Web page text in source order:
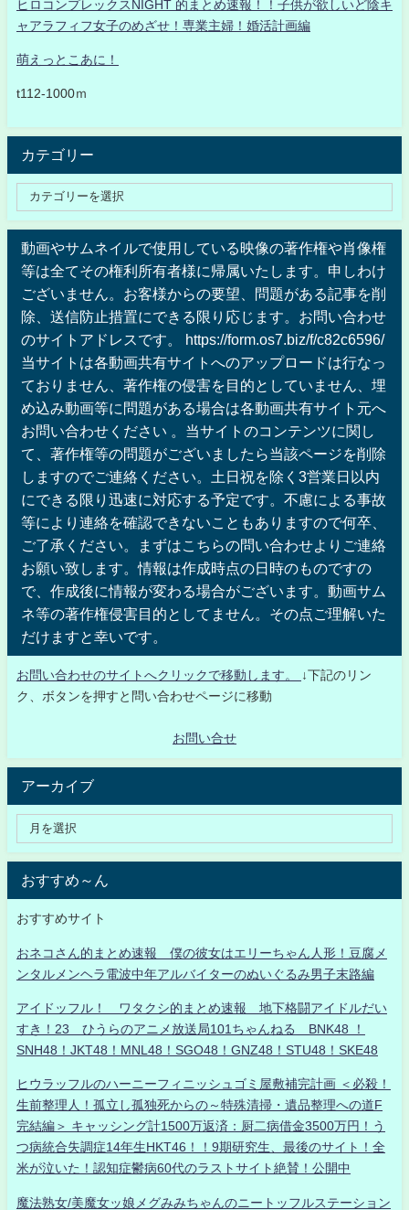
ヒロコンプレックスNIGHT 的まとめ速報！！子供が欲しいど陰キ
ャアラフィフ女子のめざせ！専業主婦！婚活計画編
萌えっとこあに！
t112-1000ｍ
カテゴリー
動画やサムネイルで使用している映像の著作権や肖像権
等は全てその権利所有者様に帰属いたします。申しわけ
ございません。お客様からの要望、問題がある記事を削
除、送信防止措置にできる限り応じます。お問い合わせ
のサイトアドレスです。 https://form.os7.biz/f/c82c6596/
当サイトは各動画共有サイトへのアップロードは行なっ
ておりません、著作権の侵害を目的としていません、埋
め込み動画等に問題がある場合は各動画共有サイト元へ
お問い合わせください 。当サイトのコンテンツに関し
て、著作権等の問題がございましたら当該ページを削除
しますのでご連絡ください。土日祝を除く3営業日以内
にできる限り迅速に対応する予定です。不慮による事故
等により連絡を確認できないこともありますので何卒、
ご了承ください。まずはこちらの問い合わせよりご連絡
お願い致します。情報は作成時点の日時のものですの
で、作成後に情報が変わる場合がございます。動画サム
ネ等の著作権侵害目的としてません。その点ご理解いた
だけますと幸いです。
お問い合わせのサイトへクリックで移動します。
↓下記のリン
ク、ボタンを押すと問い合わせページに移動
お問い合せ
アーカイブ
おすすめ～ん
おすすめサイト
おネコさん的まとめ速報 僕の彼女はエリーちゃん人形！豆腐メ
ンタルメンヘラ電波中年アルバイターのぬいぐるみ男子末路編
アイドッフル！ ワタクシ的まとめ速報 地下格闘アイドルだい
すき！23 ひうらのアニメ放送局101ちゃんねる BNK48 ！
SNH48！JKT48！MNL48！SGO48！GNZ48！STU48！SKE48
ヒウラッフルのハーニーフィニッシュゴミ屋敷補完計画 ＜必殺！
生前整理人！孤立し孤独死からの～特殊清掃・遺品整理への道F
完結編＞ キャッシング計1500万返済：厨二病借金3500万円！う
つ病統合失調症14年生HKT46！！9期研究生、最後のサイト！全
米が泣いた！認知症鬱病60代のラストサイト絶賛！公開中
魔法熟女/美魔女ッ娘メグみみちゃんのニートッフルステーション